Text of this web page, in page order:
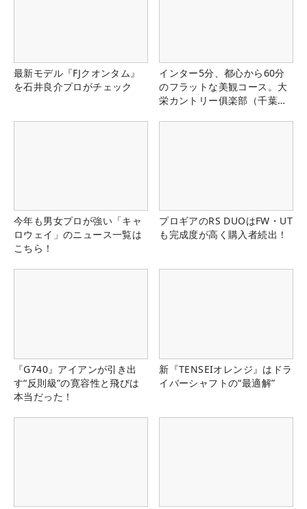
最新モデル『FJクオンタム』
を石井良介プロがチェック
インター5分、都心から60分
のフラットな美観コース。大
栄カントリー俱楽部（千葉
今年も男女プロが強い「キャ
ロウェイ」のニュース一覧は
こちら！
プロギアのRS DUOはFW・UT
も完成度が高く購入者続出！
『G740』アイアンが引き出
す“反則級”の寛容性と飛びは
本当だった！
新『TENSEIオレンジ』はドラ
イバーシャフトの“最適解”